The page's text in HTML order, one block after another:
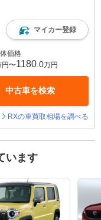
マイカー登録
価格
円〜1180 .0万円
中古車を検索
RXの車買取相場を調べる
います